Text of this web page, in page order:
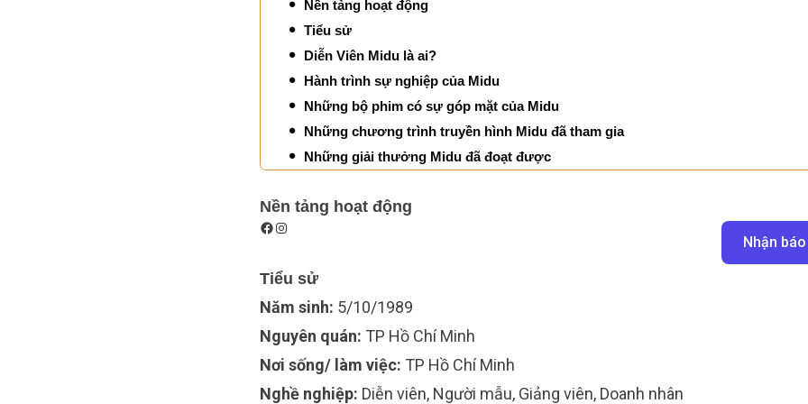
Nền tảng hoạt động
Tiểu sử
Diễn Viên Midu là ai?
Hành trình sự nghiệp của Midu
Những bộ phim có sự góp mặt của Midu
Những chương trình truyền hình Midu đã tham gia
Những giải thưởng Midu đã đoạt được
Nền tảng hoạt động
Nhận
Tiểu sử
Năm sinh: 5/10/1989
Nguyên quán: TP Hồ Chí Minh
Nơi sống/ làm việc: TP Hồ Chí Minh
Nghề nghiệp: Diễn viên, Người mẫu, Giảng viên, Doanh nhân